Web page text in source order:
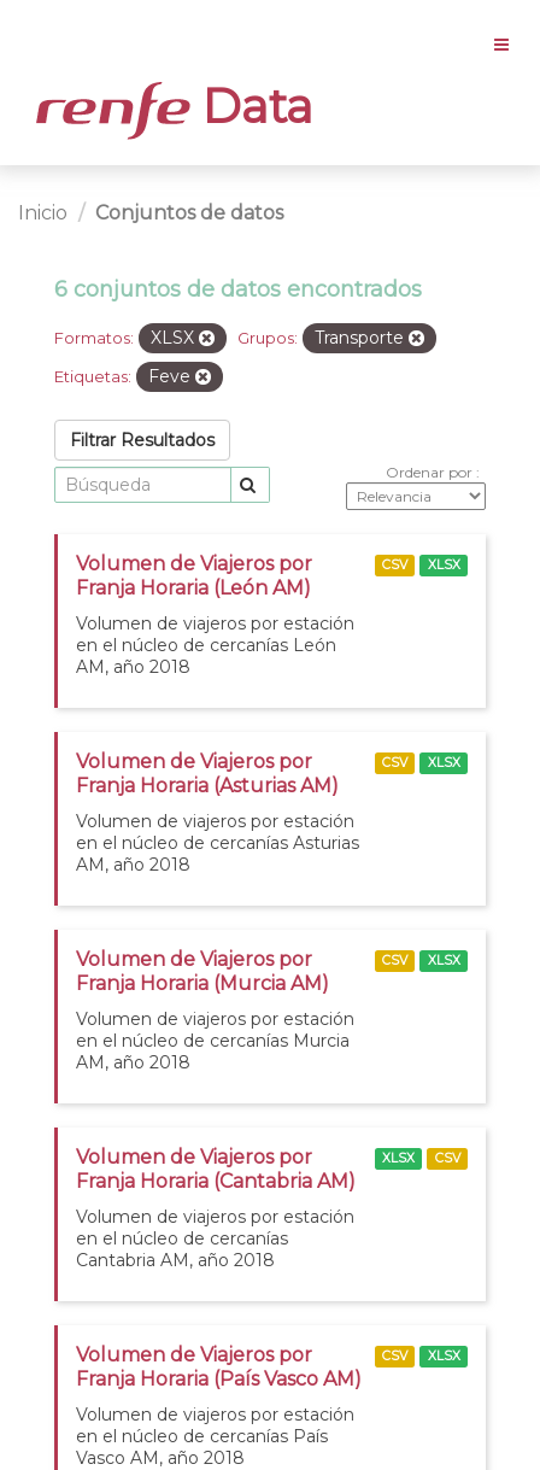
Data
Inicio Conjuntos de datos
6 conjuntos de datos encontrados
Formatos: XLSX Grupos: Transporte
Etiquetas: Feve
Filtrar Resultados
Ordenar por
Volumen de Viajeros por
Franja Horaria (León AM)
Volumen de viajeros por estación
en el núcleo de cercanías León
AM, año 2018
CSV XLSX
Volumen de Viajeros por
Franja Horaria (Asturias AM)
Volumen de viajeros por estación
en el núcleo de cercanías Asturias
AM, año 2018
CSV XLSX
Volumen de Viajeros por
Franja Horaria (Murcia AM)
Volumen de viajeros por estación
en el núcleo de cercanías Murcia
AM, año 2018
CSV XLSX
Volumen de Viajeros por
Franja Horaria (Cantabria AM)
Volumen de viajeros por estación
en el núcleo de cercanías
Cantabria AM, año 2018
XLSX CSV
Volumen de Viajeros por
Franja Horaria (País Vasco AM)
Volumen de viajeros por estación
en el núcleo de cercanías País
Vasco AM, año 2018
CSV XLSX